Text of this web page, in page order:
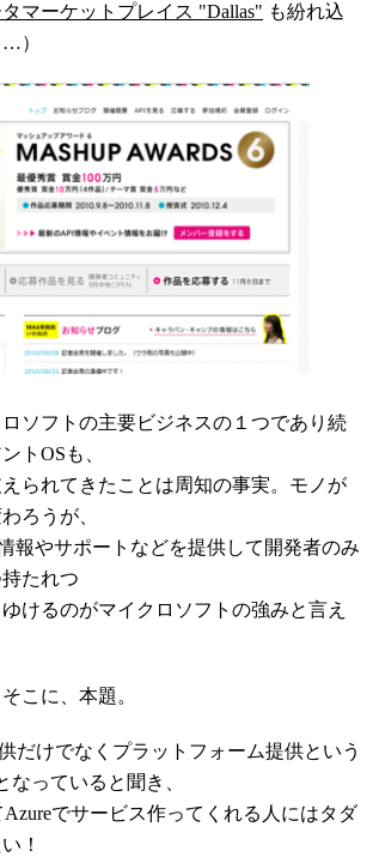
マーケットプレイス "Dallas" も紛れ込
）
ソフトの主要ビジネスの１つであり続
トOSも、
られてきたことは周知の事実。モノが
ろうが、
報やサポートなどを提供して開発者のみ
たれつ
けるのがマイクロソフトの強みと言え
こに、本題。
だけでなくプラットフォーム提供という
なっていると聞き、
Azureでサービス作ってくれる人にはタダ
！